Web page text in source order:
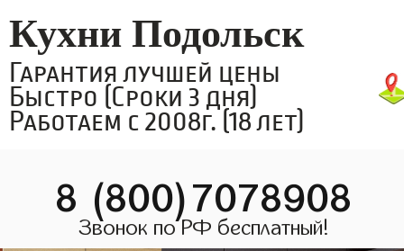
Кухни Подольск
Гарантия лучшей цены
Быстро (Сроки 3 дня)
Работаем с 2008г. (18 лет)
8 (800)7078908
Звонок по РФ бесплатный!